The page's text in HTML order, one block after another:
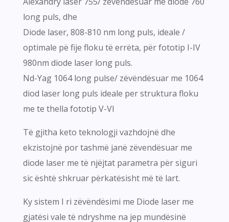
long puls, dhe
Diode laser, 808-810 nm long puls, ideale /
optimale pë fije floku të errëta, për fototip I-IV
980nm diode laser long puls.
Nd-Yag 1064 long pulse/ zëvëndësuar me 1064
diod laser long puls ideale per struktura floku
me te thella fototip V-VI
Të gjitha keto teknologji vazhdojnë dhe
ekzistojnë por tashmë janë zëvendësuar me
diode laser me të njëjtat parametra për siguri
sic është shkruar përkatësisht më të lart.
Ky sistem I ri zëvëndësimi me Diode laser me
gjatësi vale të ndryshme na jep mundësinë